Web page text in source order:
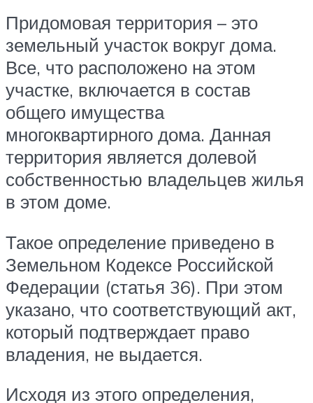
Придомовая территория – это
земельный участок вокруг дома.
Все, что расположено на этом
участке, включается в состав
общего имущества
многоквартирного дома. Данная
территория является долевой
собственностью владельцев жилья
в этом доме.
Такое определение приведено в
Земельном Кодексе Российской
Федерации (статья 36). При этом
указано, что соответствующий акт,
который подтверждает право
владения, не выдается.
Исходя из этого определения,